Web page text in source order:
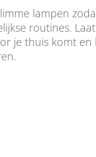
lampen
routines.
je thuis komt en